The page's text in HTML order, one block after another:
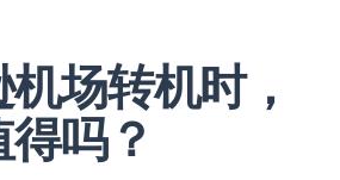
场转机时，
吗？